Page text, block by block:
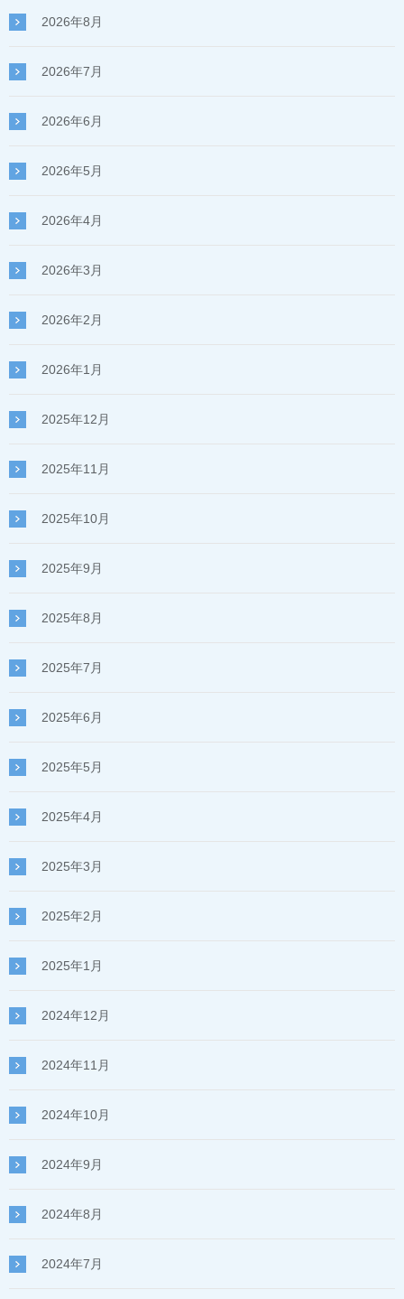
2026年8月
2026年7月
2026年6月
2026年5月
2026年4月
2026年3月
2026年2月
2026年1月
2025年12月
2025年11月
2025年10月
2025年9月
2025年8月
2025年7月
2025年6月
2025年5月
2025年4月
2025年3月
2025年2月
2025年1月
2024年12月
2024年11月
2024年10月
2024年9月
2024年8月
2024年7月